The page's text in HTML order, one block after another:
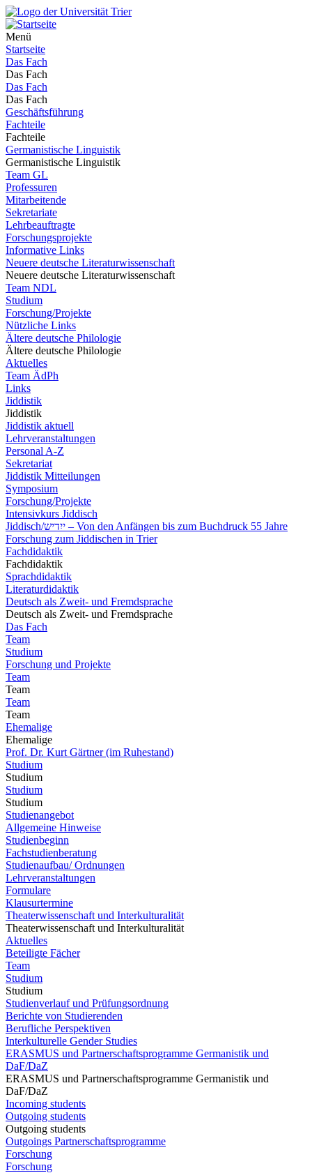
Menü
Startseite
Das Fach
Das Fach
Das Fach
Das Fach
Geschäftsführung
Fachteile
Fachteile
Germanistische Linguistik
Germanistische Linguistik
Team GL
Professuren
Mitarbeitende
Sekretariate
Lehrbeauftragte
Forschungsprojekte
Informative Links
Neuere deutsche Literaturwissenschaft
Neuere deutsche Literaturwissenschaft
Team NDL
Studium
Forschung/Projekte
Nützliche Links
Ältere deutsche Philologie
Ältere deutsche Philologie
Aktuelles
Team ÄdPh
Links
Jiddistik
Jiddistik
Jiddistik aktuell
Lehrveranstaltungen
Personal A-Z
Sekretariat
Jiddistik Mitteilungen
Symposium
Forschung/Projekte
Intensivkurs Jiddisch
Jiddisch/ייִדיש – Von den Anfängen bis zum Buchdruck 55 Jahre
Forschung zum Jiddischen in Trier
Fachdidaktik
Fachdidaktik
Sprachdidaktik
Literaturdidaktik
Deutsch als Zweit- und Fremdsprache
Deutsch als Zweit- und Fremdsprache
Das Fach
Team
Studium
Forschung und Projekte
Team
Team
Team
Team
Ehemalige
Ehemalige
Prof. Dr. Kurt Gärtner (im Ruhestand)
Studium
Studium
Studium
Studium
Studienangebot
Allgemeine Hinweise
Studienbeginn
Fachstudienberatung
Studienaufbau/ Ordnungen
Lehrveranstaltungen
Formulare
Klausurtermine
Theaterwissenschaft und Interkulturalität
Theaterwissenschaft und Interkulturalität
Aktuelles
Beteiligte Fächer
Team
Studium
Studium
Studienverlauf und Prüfungsordnung
Berichte von Studierenden
Berufliche Perspektiven
Interkulturelle Gender Studies
ERASMUS und Partnerschaftsprogramme Germanistik und
DaF/DaZ
ERASMUS und Partnerschaftsprogramme Germanistik und
DaF/DaZ
Incoming students
Outgoing students
Outgoing students
Outgoings Partnerschaftsprogramme
Forschung
Forschung